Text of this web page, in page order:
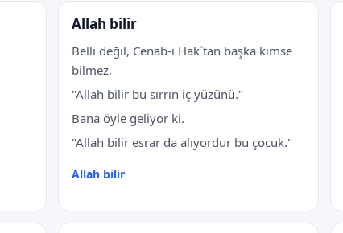
Allah bilir
Belli değil, Cenab-ı Hak`tan başka kimse
bilmez.
"Allah bilir bu sırrın iç yüzünü."
Bana öyle geliyor ki.
"Allah bilir esrar da alıyordur bu çocuk."
Allah bilir